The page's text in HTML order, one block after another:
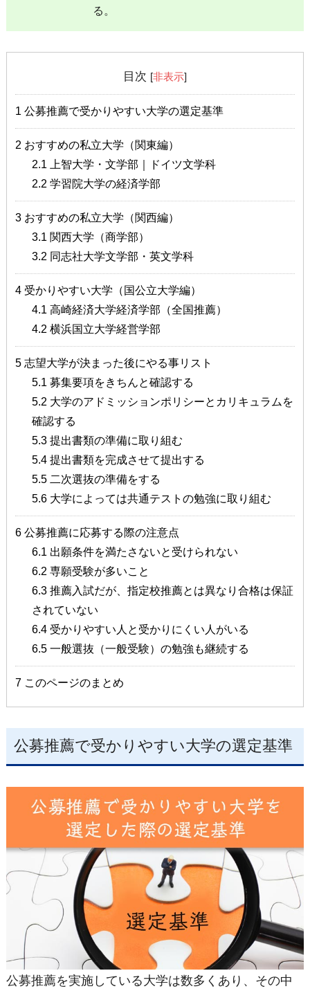
る。
目次 [非表示]
1 公募推薦で受かりやすい大学の選定基準
2 おすすめの私立大学（関東編）
2.1 上智大学・文学部｜ドイツ文学科
2.2 学習院大学の経済学部
3おすすめの私立大学（関西編）
3.1 関西大学（商学部）
3.2 同志社大学文学部・英文学科
4受かりやすい大学（国公立大学編）
4.1 高崎経済大学経済学部（全国推薦）
4.2 横浜国立大学経営学部
5志望大学が決まった後にやる事リスト
5.1 募集要項をきちんと確認する
5.2 大学のアドミッションポリシーとカリキュラムを
確認する
5.3提出書類の準備に取り組む
5.4提出書類を完成させて提出する
5.5二次選抜の準備をする
5.6大学によっては共通テストの勉強に取り組む
6公募推薦に応募する際の注意点
6.1 出願条件を満たさないと受けられない
6.2 専願受験が多いこと
6.3推薦入試だが、指定校推薦とは異なり合格は保証
されていない
6.4受かりやすい人と受かりにくい人がいる
6.5一般選抜（一般受験）の勉強も継続する
7このページのまとめ
公募推薦で受かりやすい大学の選定基準
公募推薦を実施している大学は数多くあり、その中